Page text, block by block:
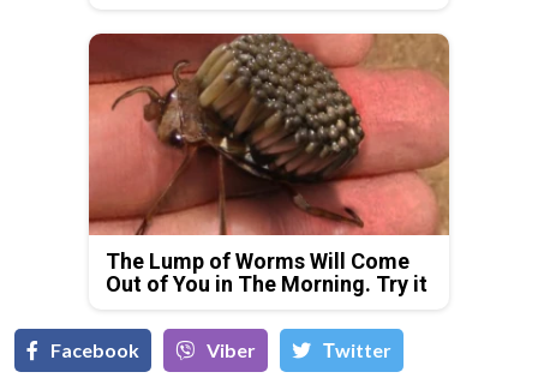
The Lump of Worms Will Come
Out of You in The Morning. Try it
Facebook Viber Тwitter